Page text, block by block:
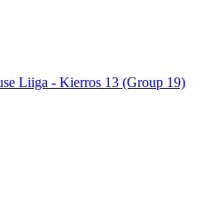
Liiga - Kierros 13 (Group 19)